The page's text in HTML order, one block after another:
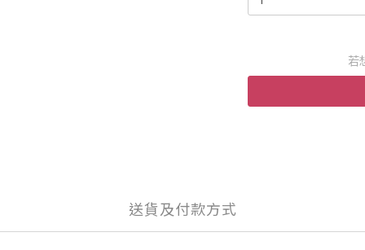
若
送貨及付款方式